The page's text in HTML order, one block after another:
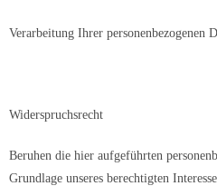
Verarbeitung Ihrer personenbezogenen
Widerspruchsrecht
Beruhen die hier aufgeführten
Grundlage unseres berechtigten